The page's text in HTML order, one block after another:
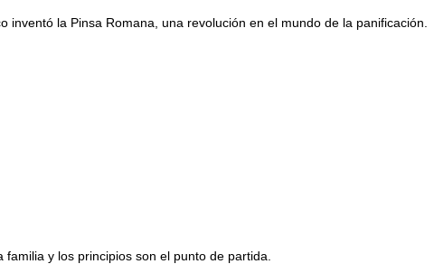
la Pinsa Romana, una revolución en el mundo de la panificación.
y los principios son el punto de partida.